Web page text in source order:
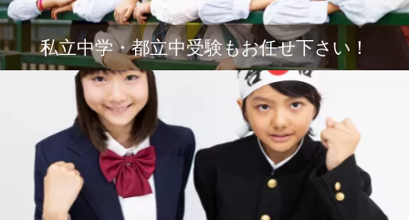
私立中学・都立中受験もお任せ下さい！